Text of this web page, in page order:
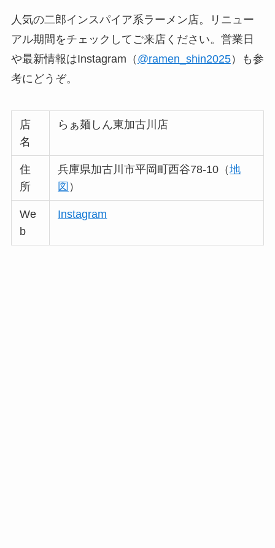
人気の二郎インスパイア系ラーメン店。リニュー
アル期間をチェックしてご来店ください。営業日
や最新情報はInstagram（ @ramen_shin2025）も参
考にどうぞ。
店
名
らぁ麺しん東加古川店
住
所
兵庫県加古川市平岡町西谷78-10（地
図 ）
We
b
Instagram